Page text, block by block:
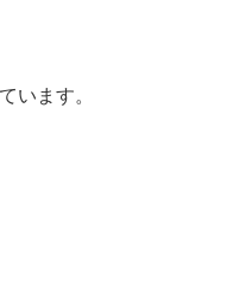
います。